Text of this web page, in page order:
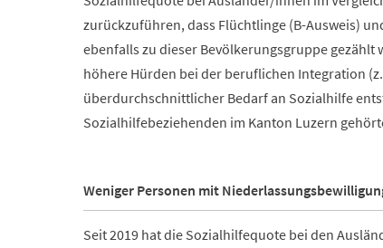
zurückzuführen, dass Flüchtlinge (B-Ausweis)
ebenfalls zu dieser Bevölkerungsgruppe
höhere Hürden bei der beruflichen Integration
überdurchschnittlicher Bedarf an Sozialhilfe
Sozialhilfebeziehenden im Kanton Luzern
Weniger Personen mit
Seit 2019 hat die Sozialhilfequote bei den